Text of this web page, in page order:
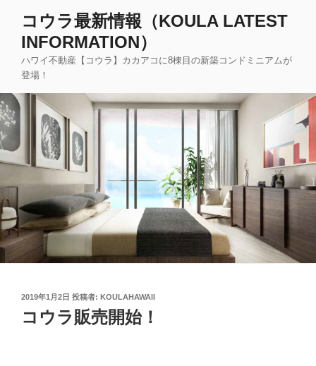
へ
ス
キ
ッ
プ
コウラ最新情報（KOULA LATEST
INFORMATION）
ハワイ不動産【コウラ】カカアコに8棟目の新築コンドミニアムが
登場！
投
日:
2019年1月2日 投稿者: KOULAHAWAII
コウラ販売開始！